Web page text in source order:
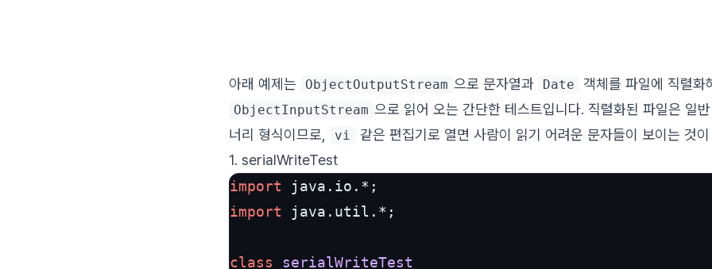
아래 예제는 ObjectOutputStream 으로 문자열과 Date 객체를 파일에 직렬화
ObjectInputStream 으로 읽어 오는 간단한 테스트입니다. 직렬화된 파일은 일
너리 형식이므로,
vi
같은 편집기로 열면 사람이 읽기 어려운 문자들이 보이는 것
1. serialWriteTest
import
import java.util.*;
class
serialWriteTest